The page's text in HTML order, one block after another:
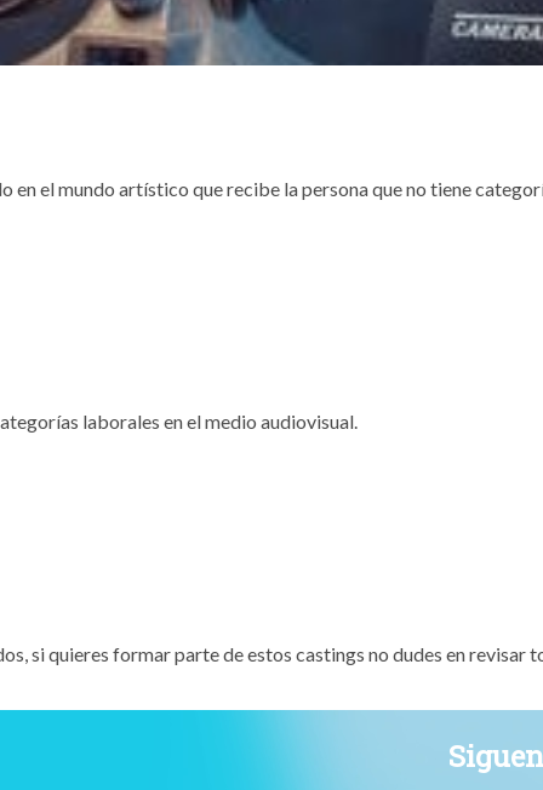
en el mundo artístico que recibe la persona que no tiene
laborales en el medio audiovisual.
si quieres formar parte de estos castings no dudes en